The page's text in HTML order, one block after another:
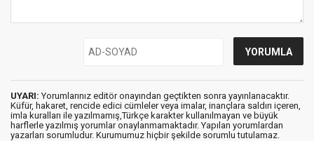
UYARI: Yorumlarınız editör onayından geçtikten sonra yayınlanacaktır.
Küfür, hakaret, rencide edici cümleler veya imalar, inançlara saldırı içeren,
imla kuralları ile yazılmamış,Türkçe karakter kullanılmayan ve büyük
harflerle yazılmış yorumlar onaylanmamaktadır. Yapılan yorumlardan
yazarları sorumludur. Kurumumuz hiçbir şekilde sorumlu tutulamaz.